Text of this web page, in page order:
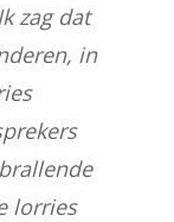
zag dat
in
lorries